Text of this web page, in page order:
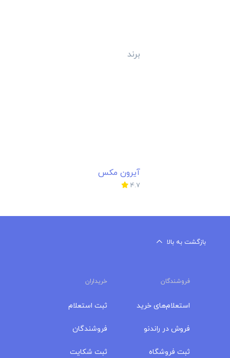
برند
آیرون مکس
4.7
بازگشت به بالا
فروشندگان خریداران
استعلام‌های خرید
فروش در راندنو
ثبت فروشگاه
ثبت استعلام
فروشندگان
ثبت شکایت